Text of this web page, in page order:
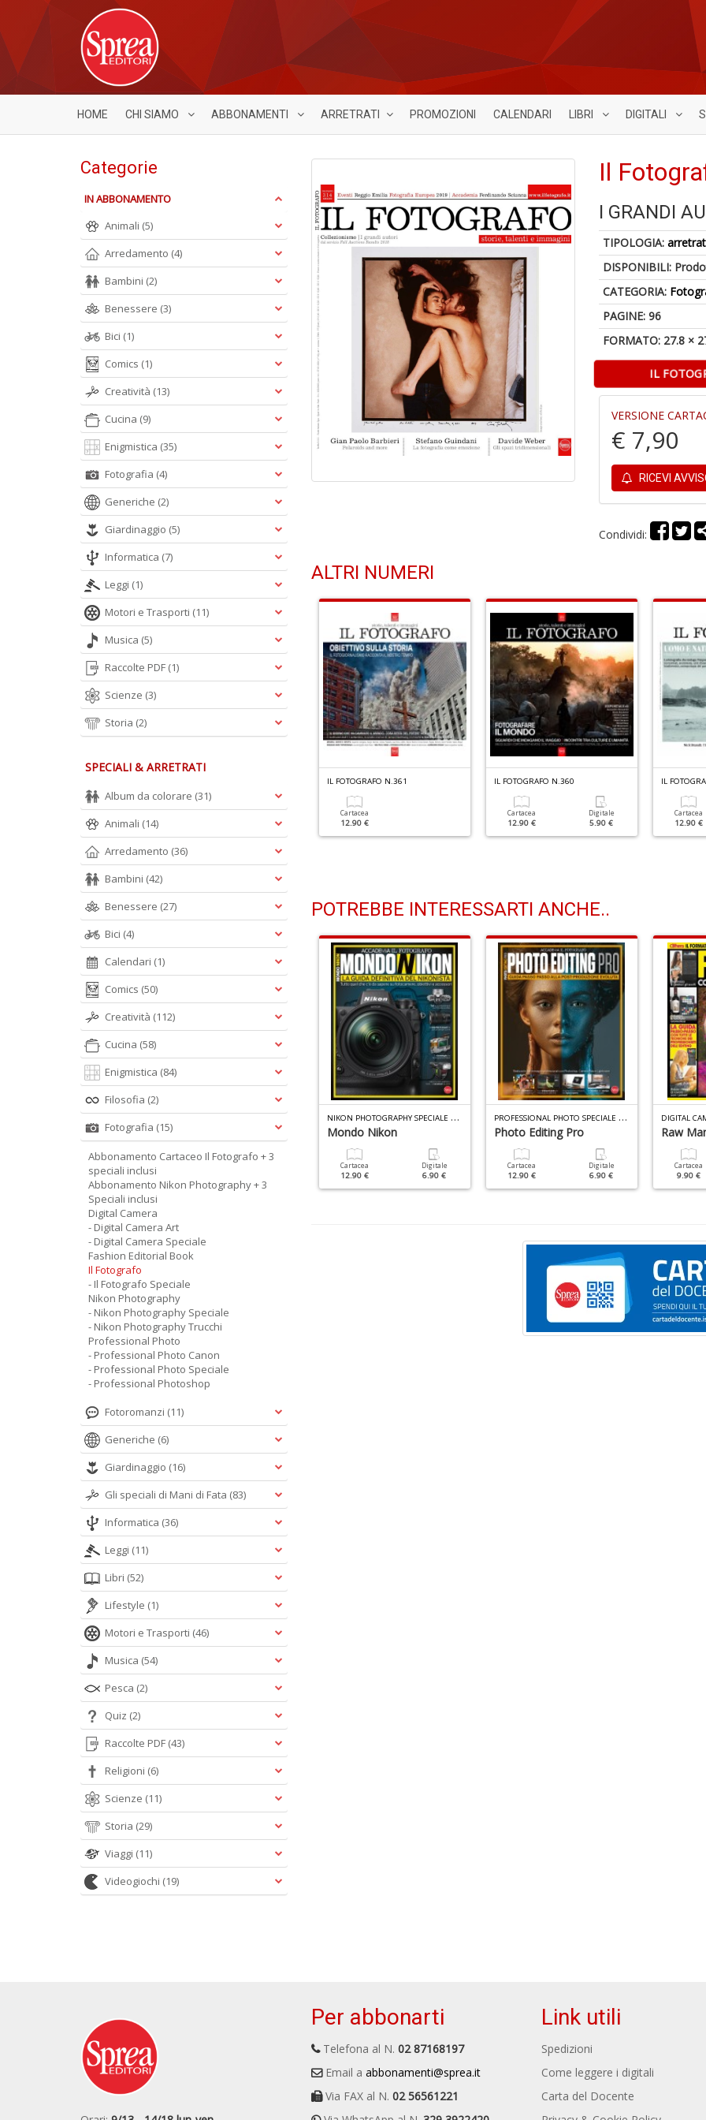
HOME CHI SIAMO ABBONAMENTI ARRETRATI PROMOZIONI CALENDARI LIBRI DIGITALI
Il
I GRANDI
TIPOLOGIA:
DISPONIBILI:
CATEGORIA:
PAGINE: 96
FORMATO: 27.8 ×
IL
VERSIONE
€ 7,90
RICEVI
Condividi:
ALTRI NUMERI
E Paesaggi Urbani
Digitale
4.90 €
Istantanee Sull'uomo E Sul
Mondo
9.90 € 4.90 €
IL FOTOGRAFO N.361
Cartacea
12.90 €
IL FOTOGRAFO N.360
Cartacea
12.90 €
Digitale
5.90 €
IL
Cartacea
12.90 €
POTREBBE INTERESSARTI ANCHE..
N
IKON PHOTOGRAPHY SPECIALE N.8
4.90 €
PROFESSIONAL PHOTO SPECIALE N.4
Bianconero
N
IKON PHOTOGRAPHY SPECIALE N.12
Mondo Nikon
Cartacea
12.90 €
Digitale
6.90 €
P
ROFESSIONAL PHOTO SPECIALE N.14
Photo Editing Pro
Cartacea
12.90 €
Digitale
6.90 €
DIGITAL
Raw
Cartacea
9.90 €
Categorie
IN ABBONAMENTO
Animali (5)
Arredamento (4)
Bambini (2)
Benessere (3)
Bici (1)
Comics (1)
Creatività (13)
Cucina (9)
Enigmistica (35)
Fotografia (4)
Generiche (2)
Giardinaggio (5)
Informatica (7)
Leggi (1)
Motori e Trasporti (11)
Musica (5)
Raccolte PDF (1)
Scienze (3)
Storia (2)
SPECIALI & ARRETRATI
Album da colorare (31)
Animali (14)
Arredamento (36)
Bambini (42)
Benessere (27)
Bici (4)
Calendari (1)
Comics (50)
Creatività (112)
Cucina (58)
Enigmistica (84)
Filosofia (2)
Fotografia (15)
Abbonamento Cartaceo Il Fotografo + 3
speciali inclusi
Abbonamento Nikon Photography + 3
Speciali inclusi
Digital Camera
- Digital Camera Art
- Digital Camera Speciale
Fashion Editorial Book
Il Fotografo
- Il Fotografo Speciale
Nikon Photography
- Nikon Photography Speciale
- Nikon Photography Trucchi
Professional Photo
- Professional Photo Canon
- Professional Photo Speciale
- Professional Photoshop
Fotoromanzi (11)
Generiche (6)
Giardinaggio (16)
Gli speciali di Mani di Fata (83)
Informatica (36)
Leggi (11)
Libri (52)
Lifestyle (1)
Motori e Trasporti (46)
Musica (54)
Pesca (2)
Quiz (2)
Raccolte PDF (43)
Religioni (6)
Scienze (11)
Storia (29)
Viaggi (11)
Videogiochi (19)
Per abbonarti
Telefona al N. 02 87168197
Email a abbonamenti@sprea.it
Via FAX al N. 02 56561221
Link utili
Spedizioni
Come leggere i digitali
Carta del Docente